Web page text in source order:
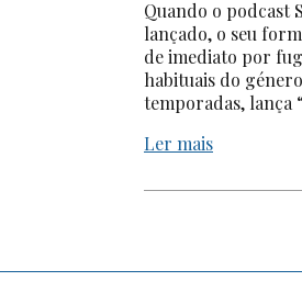
Quando o podcast
lançado, o seu
de imediato por
habituais do
temporadas, lança
Ler mais